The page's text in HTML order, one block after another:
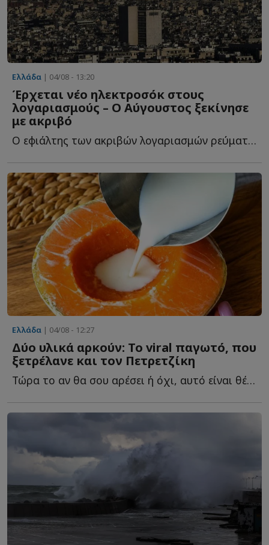
Ελλάδα | 04/08 - 13:20
Έρχεται νέο ηλεκτροσόκ στους
λογαριασμούς – Ο Αύγουστος ξεκίνησε
με ακριβό
Ο εφιάλτης των ακριβών λογαριασμών ρεύματος φ...
Ελλάδα | 04/08 - 12:27
Δύο υλικά αρκούν: Το viral παγωτό, που
ξετρέλανε και τον Πετρετζίκη
Τώρα το αν θα σου αρέσει ή όχι, αυτό είναι θέμα γ...